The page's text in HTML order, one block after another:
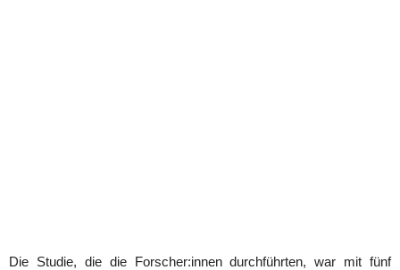
Die Studie, die die Forscher:innen durchführten, war mit fünf